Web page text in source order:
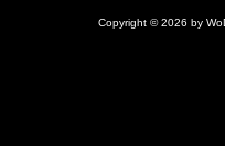
Copyright © 2026 by